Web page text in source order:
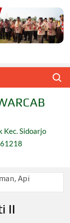
Kec. Sidoarjo
Api
Ujian,
II